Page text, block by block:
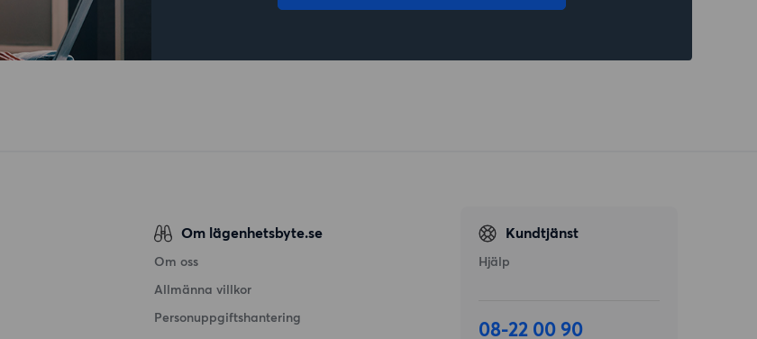
Om lägenhetsbyte.se
Om oss
Allmänna villkor
Personuppgiftshantering
Kundtjänst
Hjälp
08-22 00 90